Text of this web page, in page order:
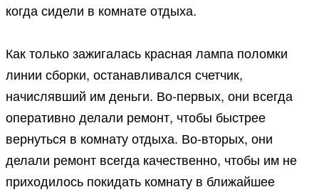
когда сидели в комнате отдыха.
Как только зажигалась красная лампа поломки
линии сборки, останавливался счетчик,
начислявший им деньги. Во-первых, они всегда
оперативно делали ремонт, чтобы быстрее
вернуться в комнату отдыха. Во-вторых, они
делали ремонт всегда качественно, чтобы им не
приходилось покидать комнату в ближайшее